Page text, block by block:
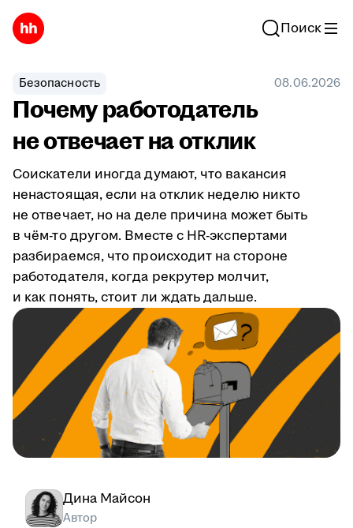
Поиск
Безопасность 08.06.2026
Почему работодатель
не отвечает на отклик
Соискатели иногда думают, что вакансия
ненастоящая, если на отклик неделю никто
не отвечает, но на деле причина может быть
в чём-то другом. Вместе с HR-экспертами
разбираемся, что происходит на стороне
работодателя, когда рекрутер молчит,
и как понять, стоит ли ждать дальше.
Дина Майсон
Автор